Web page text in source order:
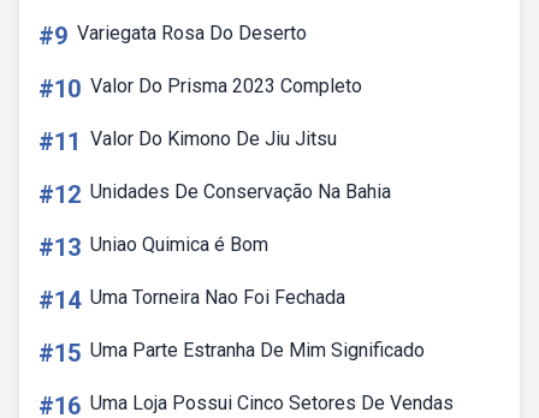
#9 Variegata Rosa Do Deserto
#10 Valor Do Prisma 2023 Completo
#11 Valor Do Kimono De Jiu Jitsu
#12 Unidades De Conservação Na Bahia
#13 Uniao Quimica é Bom
#14 Uma Torneira Nao Foi Fechada
#15 Uma Parte Estranha De Mim Significado
#16 Uma Loja Possui Cinco Setores De Vendas